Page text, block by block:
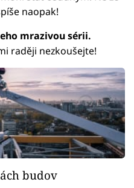
naopak!
mrazivou sérii.
raději nezkoušejte!
budov